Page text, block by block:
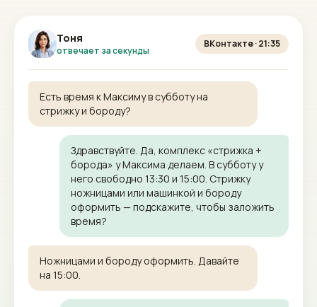
Тоня
отвечает за секунды
ВКонтакте · 21:35
Есть время к Максиму в субботу на
стрижку и бороду?
Здравствуйте. Да, комплекс «стрижка +
борода» у Максима делаем. В субботу у
него свободно 13:30 и 15:00. Стрижку
ножницами или машинкой и бороду
оформить — подскажите, чтобы заложить
время?
Ножницами и бороду оформить. Давайте
на 15:00.